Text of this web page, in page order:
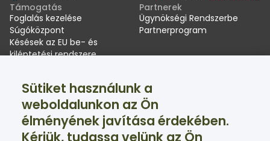
Támogatás
Foglalás kezelése
Súgóközpont
Késések az EU be- és
kiléptetési rendszere
Partnerek
Ügynökségi Rendszerbe
Partnerprogram
Suntransfers
Rólunk
Értékelések
Sítranszferek
Közösségi oldalak
Facebook
Twitter
Sütiket használunk a
weboldalunkon az Ön
élményének javítása érdekében.
Kérjük, tudassa velünk az Ön